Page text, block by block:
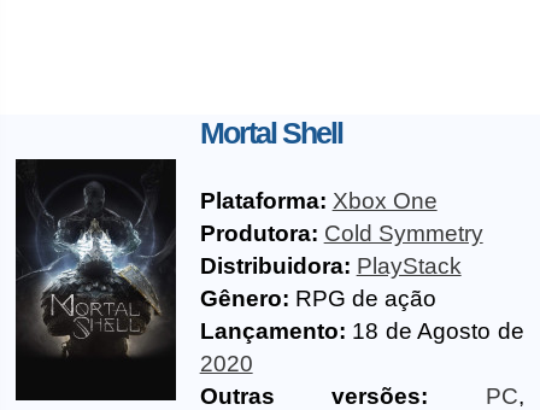
Mortal Shell
Plataforma: Xbox One
Produtora: Cold Symmetry
Distribuidora: PlayStack
Gênero: RPG de ação
Lançamento: 18 de Agosto de
2020
Outras versões:
PC,